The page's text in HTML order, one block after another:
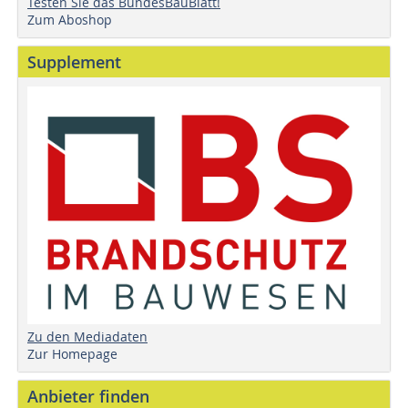
Zum Aboshop
Supplement
Zu den Mediadaten
Zur Homepage
Anbieter finden